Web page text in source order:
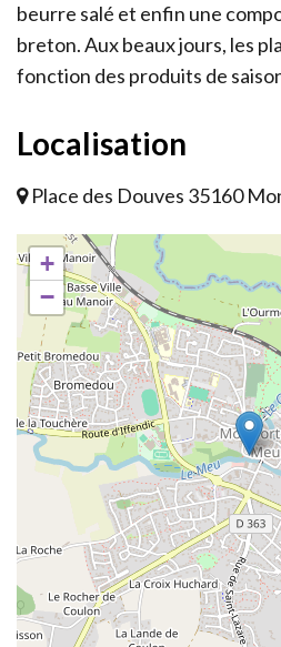
beurre salé et enfin une
breton. Aux beaux jours, les
fonction des produits de
Localisation
Place des Douves 35160
+
−